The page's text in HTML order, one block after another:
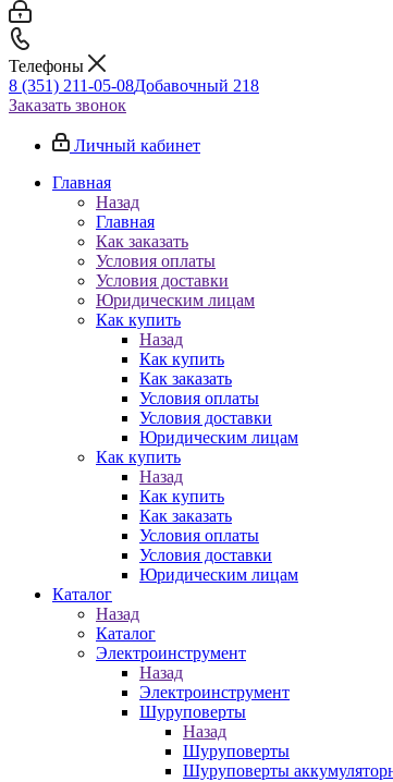
Телефоны
8 (351) 211-05-08Добавочный 218
Заказать звонок
Личный кабинет
Главная
Назад
Главная
Как заказать
Условия оплаты
Условия доставки
Юридическим лицам
Как купить
Назад
Как купить
Как заказать
Условия оплаты
Условия доставки
Юридическим лицам
Как купить
Назад
Как купить
Как заказать
Условия оплаты
Условия доставки
Юридическим лицам
Каталог
Назад
Каталог
Электроинструмент
Назад
Электроинструмент
Шуруповерты
Назад
Шуруповерты
Шуруповерты